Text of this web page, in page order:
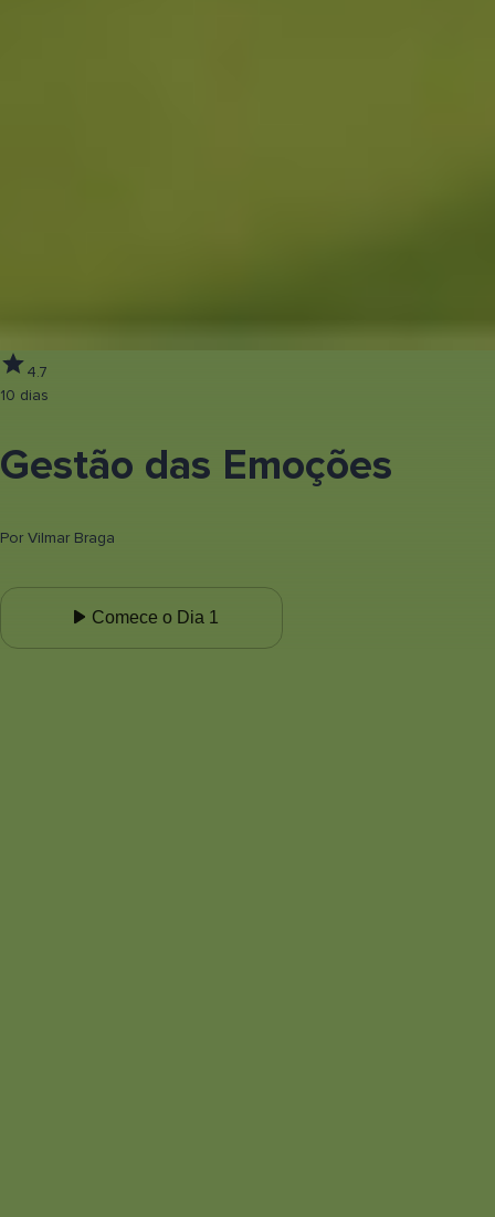
4.7
10 dias
Gestão das Emoções
Por Vilmar Braga
Comece o Dia 1